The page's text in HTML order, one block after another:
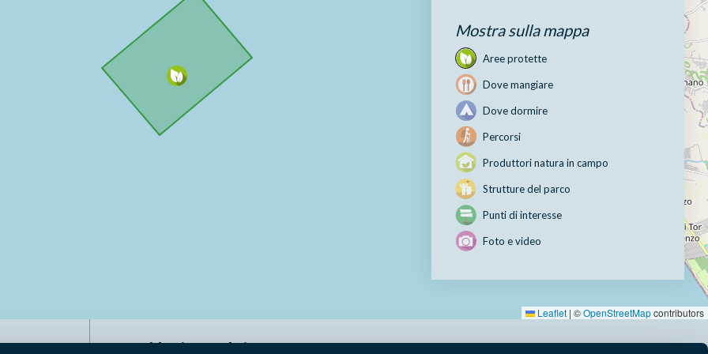
Leaflet | ©OpenStreetMapcontributors
Mostra sulla mappa
Aree protette
Dove mangiare
Dove dormire
Percorsi
Produttori natura in campo
Strutture del parco
Punti di interesse
Foto e video
Naviga nel sito